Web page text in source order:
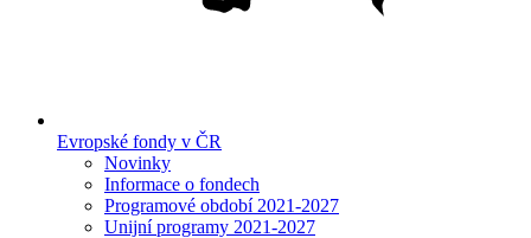
Evropské fondy v ČR
Novinky
Informace o fondech
Programové období 2021-2027
Unijní programy 2021-2027